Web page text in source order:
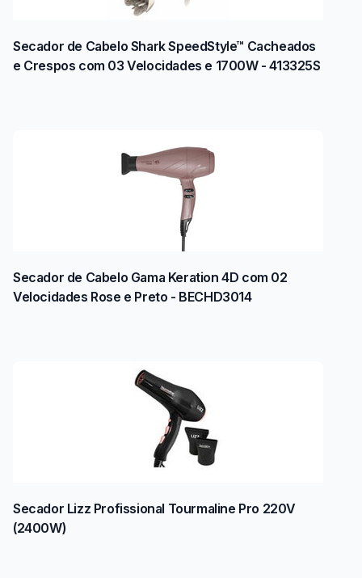
Secador de Cabelo Shark SpeedStyle™ Cacheados
e Crespos com 03 Velocidades e 1700W - 413325S
Secador de Cabelo Gama Keration 4D com 02
Velocidades Rose e Preto - BECHD3014
Secador Lizz Profissional Tourmaline Pro 220V
(2400W)